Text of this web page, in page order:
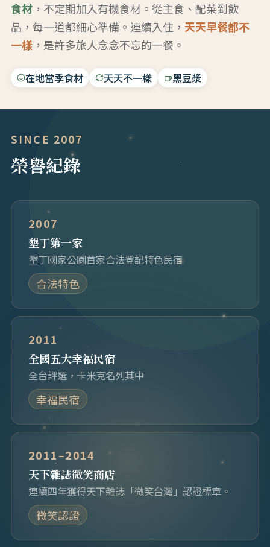
食材，不定期加入有機食材。從主食、配菜到飲
品，每一道都細心準備。連續入住， 天天早餐都不
一樣，是許多旅人念念不忘的一餐。
在地當季食材 天天不一樣 黑豆漿
SINCE 2007
榮譽紀錄
2007
墾丁第一家
墾丁國家公園首家合法登記特色民宿
合法特色
2011
全國五大幸福民宿
全台評選，卡米克名列其中
幸福民宿
2011–2014
天下雜誌微笑商店
連續四年獲得天下雜誌「微笑台灣」認證標章。
微笑認證